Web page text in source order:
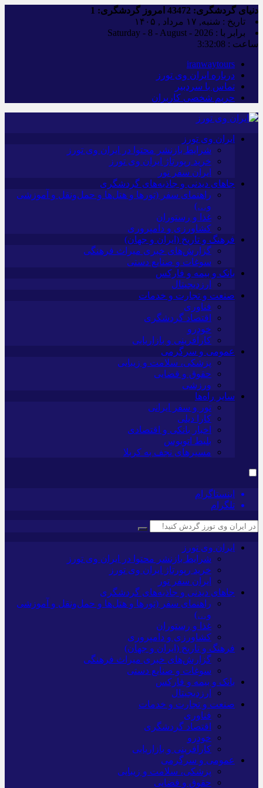
دنیای گردشگری: امروز گردشگری:
تاریخ : شنبه, ۱۷ مرداد , ۱۴۰۵
برابر با : Saturday - 8 - August - 2026
ساعت : 3:32:09
iranwaytours
درباره ایران وی تورز
تماس با سردبیر
حریم شخصی کاربران
ایران وی تورز
شرایط بازنشر محتوا در ایران وی تورز
خرید رپورتاژ ایران وی تورز
ایران سفر تور
جاهای دیدنی و جاذبه‌های گردشگری
راهنمای سفر (تورها و هتل‌ها و حمل‌و‌نقل و آموزشی
و…)
غذا و رستوران
کشاورزی و دامپروری
فرهنگ و تاریخ (ایران و جهان)
گزارش‌های خبری میراث فرهنگی
سوغات و صنایع دستی
بانک و بیمه و فارکس
ارزدیجیتال
صنعت و تجارت و خدمات
فناوری
اقتصاد گردشگری
خودرو
کارآفرینی و بازاریابی
عمومی و سرگرمی
پزشکی، سلامت و زیبایی
حقوق و قضایی
ورزشی
سایر راه‌ها
تور و سفر ایرانی
کارا دیلی
اخبار بانکی و اقتصادی
بلیط اتوبوس
مسیرهای نجف به کربلا
اینستاگرام
تلگرام
ایران وی تورز
شرایط بازنشر محتوا در ایران وی تورز
خرید رپورتاژ ایران وی تورز
ایران سفر تور
جاهای دیدنی و جاذبه‌های گردشگری
راهنمای سفر (تورها و هتل‌ها و حمل‌و‌نقل و آموزشی
و…)
غذا و رستوران
کشاورزی و دامپروری
فرهنگ و تاریخ (ایران و جهان)
گزارش‌های خبری میراث فرهنگی
سوغات و صنایع دستی
بانک و بیمه و فارکس
ارزدیجیتال
صنعت و تجارت و خدمات
فناوری
اقتصاد گردشگری
خودرو
کارآفرینی و بازاریابی
عمومی و سرگرمی
پزشکی، سلامت و زیبایی
حقوق و قضایی